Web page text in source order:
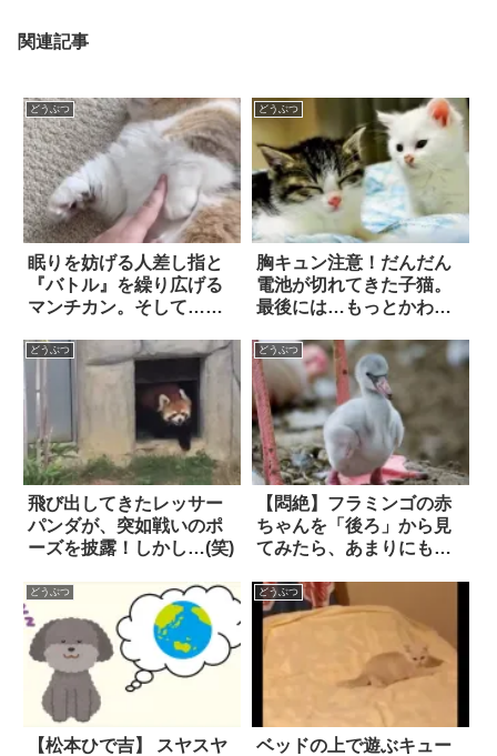
関連記事
どうぶつ
眠りを妨げる人差し指と
『バトル』を繰り広げる
マンチカン。そして…胸
裂！
どうぶつ
胸キュン注意！だんだん
電池が切れてきた子猫。
最後には…もっとかわい
どうぶつ
飛び出してきたレッサー
パンダが、突如戦いのポ
ーズを披露！しかし…(笑)
どうぶつ
【悶絶】フラミンゴの赤
ちゃんを「後ろ」から見
てみたら、あまりにも可
どうぶつ
【松本ひで吉】 スヤスヤ
どうぶつ
ベッドの上で遊ぶキュー